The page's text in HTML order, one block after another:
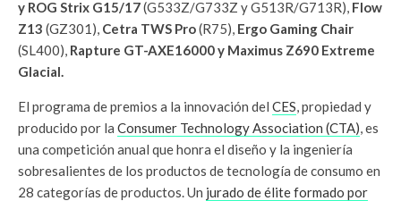
y ROG Strix G15/17(G533Z/G733Z y G513R/G713R), Flow
Z13 (GZ301), Cetra TWS Pro(R75), Ergo Gaming Chair
(SL400), Rapture GT-AXE16000 y Maximus Z690 Extreme
Glacial.
El programa de premios a la innovación del CES , propiedad y
producido por la Consumer Technology Association (CTA) , es
una competición anual que honra el diseño y la ingeniería
sobresalientes de los productos de tecnología de consumo en
28 categorías de productos. Un jurado de élite formado por